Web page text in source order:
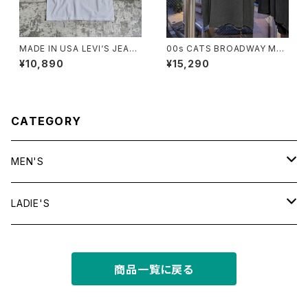
MADE IN USA LEVI‘S JEAN
S TEE
¥10,890
00s CATS BROADWAY MU
SICAL TEE
¥15,290
CATEGORY
MEN'S
tops
LADIE'S
商品一覧に戻る